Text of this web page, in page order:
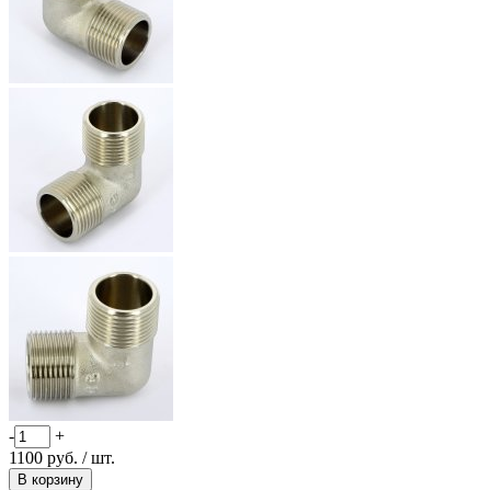
-
+
1100 руб. / шт.
В корзину